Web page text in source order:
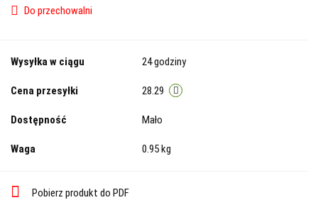
Do przechowalni
Wysyłka w ciągu 24 godziny
Cena przesyłki 28.29
Dostępność Mało
Waga 0.95 kg
Pobierz produkt do PDF